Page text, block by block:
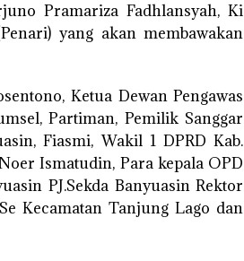
Pramariza Fadhlansyah, Ki
yang akan membawakan
Ketua Dewan Pengawas
Partiman, Pemilik Sanggar
Fiasmi, Wakil 1 DPRD Kab.
Ismatudin, Para kepala OPD
PJ.Sekda Banyuasin Rektor
Kecamatan Tanjung Lago dan